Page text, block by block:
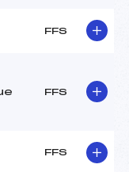
FFS
FFS
FFS